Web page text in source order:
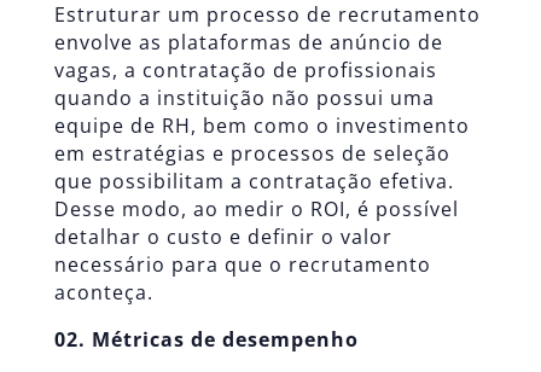
Estruturar um processo de recrutamento
envolve as plataformas de anúncio de
vagas, a contratação de profissionais
quando a instituição não possui uma
equipe de RH, bem como o investimento
em estratégias e processos de seleção
que possibilitam a contratação efetiva.
Desse modo, ao medir o ROI, é possível
detalhar o custo e definir o valor
necessário para que o recrutamento
aconteça.
02. Métricas de desempenho